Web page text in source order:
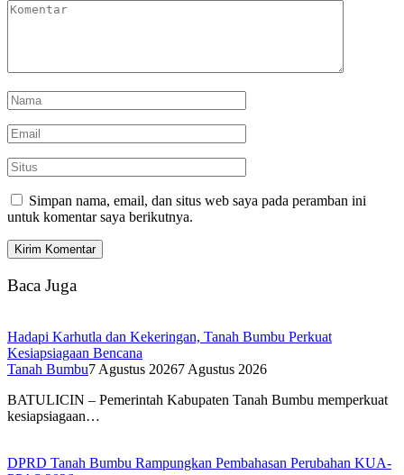
Simpan nama, email, dan situs web saya pada peramban ini
untuk komentar saya berikutnya.
Baca Juga
Hadapi Karhutla dan Kekeringan, Tanah Bumbu Perkuat
Kesiapsiagaan Bencana
Tanah Bumbu7 Agustus 20267 Agustus 2026
BATULICIN – Pemerintah Kabupaten Tanah Bumbu memperkuat
kesiapsiagaan…
DPRD Tanah Bumbu Rampungkan Pembahasan Perubahan KUA-